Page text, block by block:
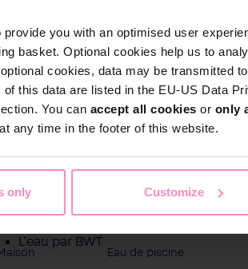
you with an optimised user
basket. Optional cookies help us to
cookies, data may be transmitted
this data are listed in the EU-US Data
You can accept all cookies or only
any time in the footer of this website.
only Customize
Boutique en ligne
L'eau par BWT
Eau de piscine